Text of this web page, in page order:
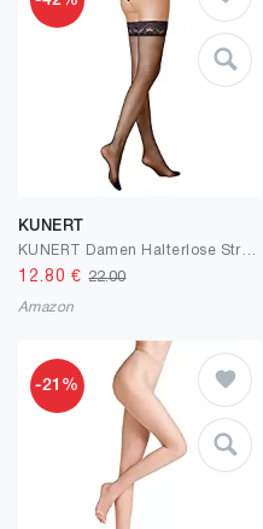
KUNERT
KUNERT Damen Halterlose Strümpfe
12.80 €22.00
Amazon
-21%